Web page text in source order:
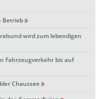
Betrieb
wird zum lebendigen
Fahrzeugverkehr bis auf
Chaussee